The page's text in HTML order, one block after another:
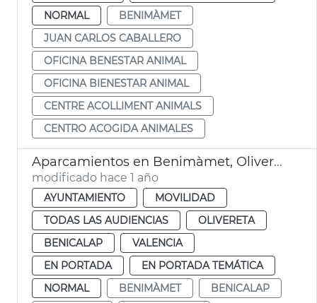
NORMAL
BENIMÀMET
JUAN CARLOS CABALLERO
OFICINA BENESTAR ANIMAL
OFICINA BIENESTAR ANIMAL
CENTRE ACOLLIMENT ANIMALS
CENTRO ACOGIDA ANIMALES
Aparcamientos en Benimàmet, Olivereta y Benicalap
modificado hace 1 año
AYUNTAMIENTO
MOVILIDAD
TODAS LAS AUDIENCIAS
OLIVERETA
BENICALAP
VALENCIA
EN PORTADA
EN PORTADA TEMÁTICA
NORMAL
BENIMÀMET
BENICALAP